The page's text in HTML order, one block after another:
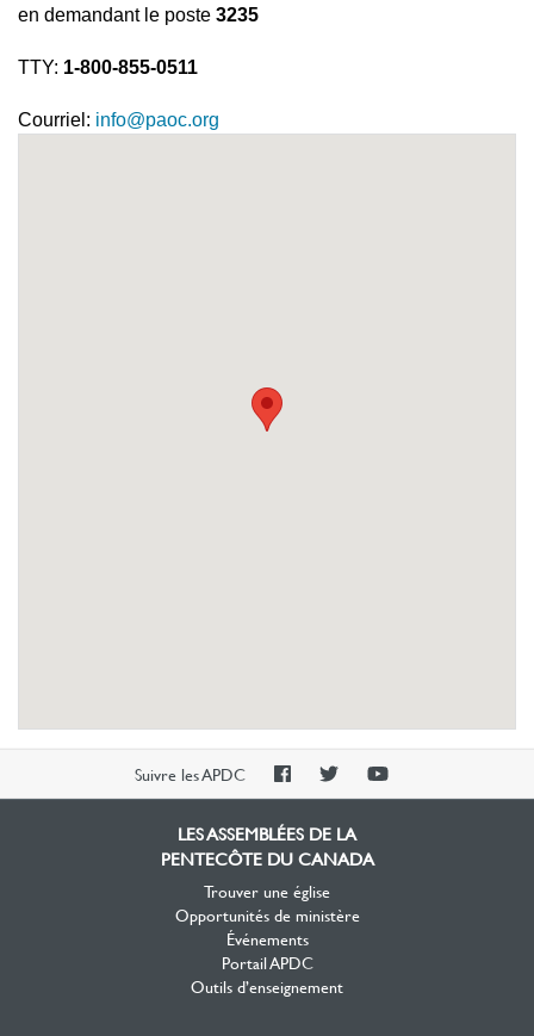
en demandant le poste 3235
TTY: ​1-800-855-0511
Courriel: info@paoc.org
Suivre les APDC
PAOCPAOCPAOC
LES ASSEMBLÉES DE LA
PENTECÔTE DU CANADA
Trouver une église
Opportunités de ministère
Événements
Portail APDC
Outils d’enseignement